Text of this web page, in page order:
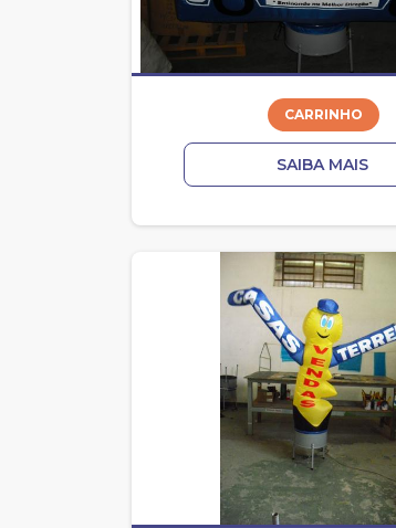
CARRINHO
SAIBA MAIS